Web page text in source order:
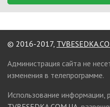
© 2016-2017,
Администрация сайта не
изменения в телепрограмме.
Использование информации,